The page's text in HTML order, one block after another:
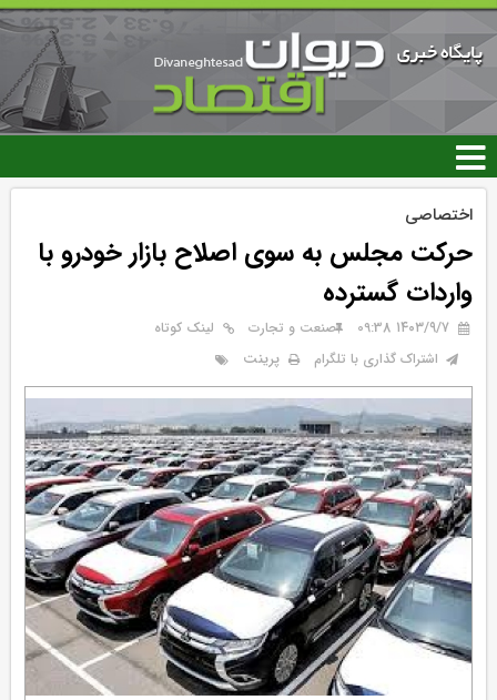
رفتن
محتوای
اصلی
اختصاصی
حرکت مجلس به سوی اصلاح بازار خودرو با
واردات گسترده
۱۴۰۳/۹/۷ 09:38 صنعت و تجارت
لینک کوتاه
اشتراک گذاری با تلگرام
پرینت